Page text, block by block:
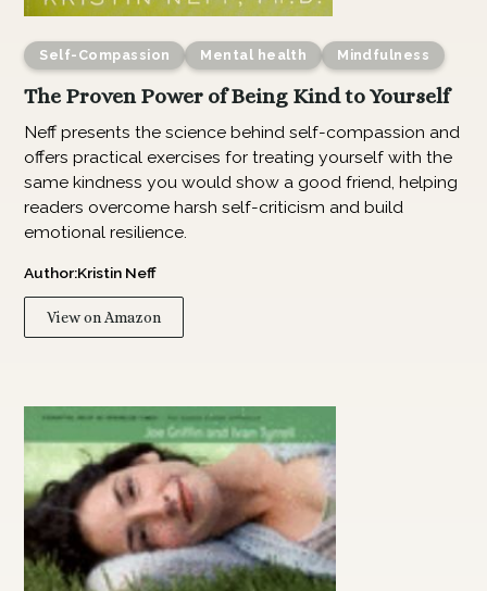
Self-Compassion Mental health Mindfulness
The Proven Power of Being Kind to Yourself
Neff presents the science behind self-compassion and
offers practical exercises for treating yourself with the
same kindness you would show a good friend, helping
readers overcome harsh self-criticism and build
emotional resilience.
Author:Kristin Neff
View on Amazon